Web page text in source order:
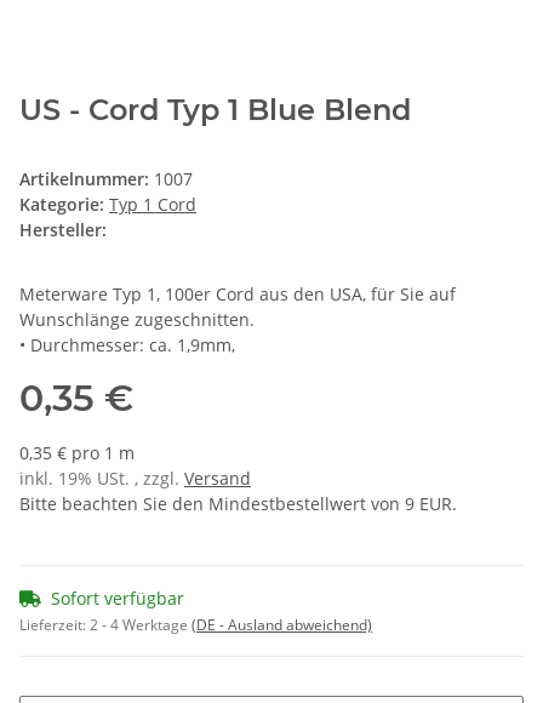
US - Cord Typ 1 Blue Blend
Artikelnummer: 1007
Kategorie: Typ 1 Cord
Hersteller:
Meterware Typ 1, 100er Cord aus den USA, für Sie auf
Wunschlänge zugeschnitten.
• Durchmesser: ca. 1,9mm,
0,35 €
0,35 € pro 1 m
inkl. 19% USt. , zzgl. Versand
Bitte beachten Sie den Mindestbestellwert von 9 EUR.
Sofort verfügbar
Lieferzeit:2 - 4 Werktage (DE - Ausland abweichend)